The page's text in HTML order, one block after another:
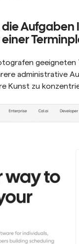
Aufgaben
administrative
Kunst zu